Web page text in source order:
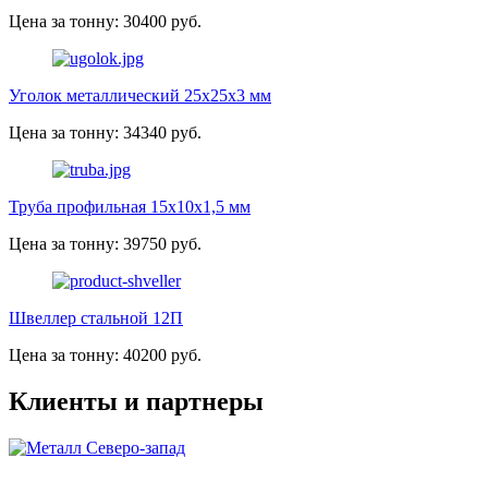
Цена за тонну: 30400 руб.
Уголок металлический 25х25х3 мм
Цена за тонну: 34340 руб.
Труба профильная 15х10х1,5 мм
Цена за тонну: 39750 руб.
Швеллер стальной 12П
Цена за тонну: 40200 руб.
Клиенты и партнеры